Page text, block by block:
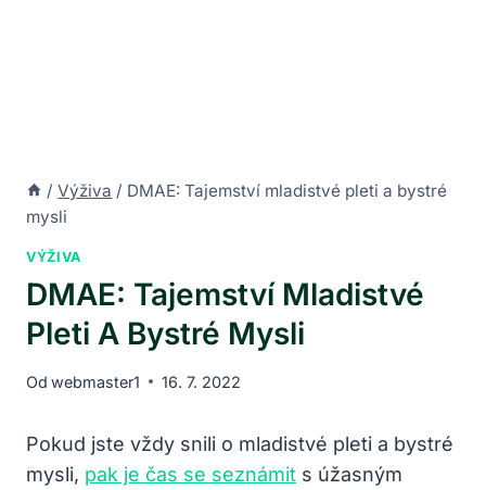
/ Výživa / DMAE: Tajemství mladistvé pleti a bystré
mysli
VÝŽIVA
DMAE: Tajemství Mladistvé
Pleti A Bystré Mysli
Od webmaster1 16. 7. 2022
Pokud jste vždy snili o mladistvé pleti a bystré
mysli, pak je čas se seznámit s úžasným